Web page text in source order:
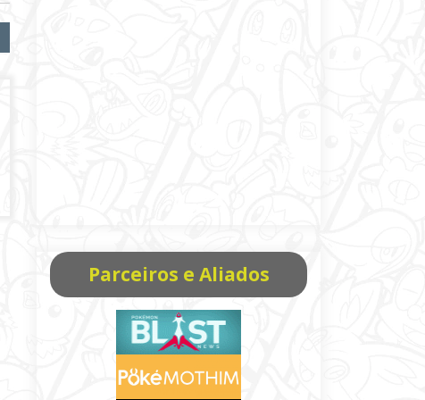
Parceiros e Aliados